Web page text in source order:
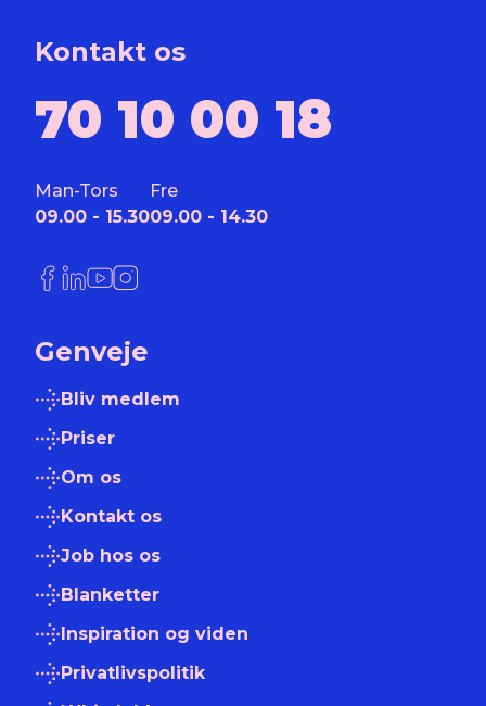
Kontakt os
70 10 00 18
Man-Tors
09.00 - 15.30
Fre
09.00 - 14.30
Link til Facebook
Link til LinkedIn
Link til YouTube
Link til Instagram
Genveje
Bliv medlem
Priser
Om os
Kontakt os
Job hos os
Blanketter
Inspiration og viden
Privatlivspolitik